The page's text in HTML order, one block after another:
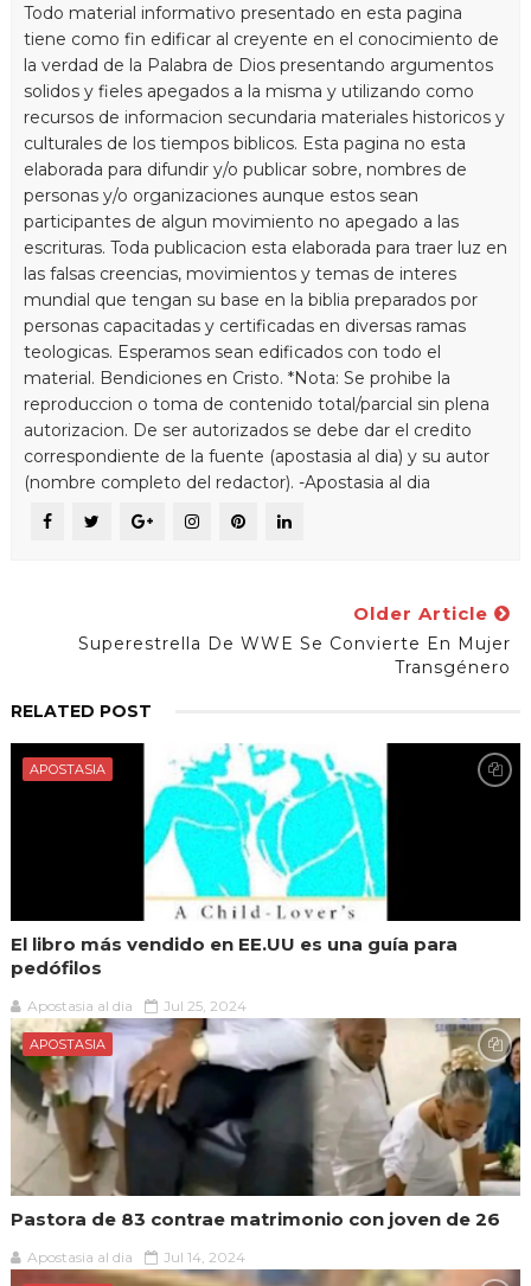
Todo material informativo presentado en esta pagina
tiene como fin edificar al creyente en el conocimiento de
la verdad de la Palabra de Dios presentando argumentos
solidos y fieles apegados a la misma y utilizando como
recursos de informacion secundaria materiales historicos y
culturales de los tiempos biblicos. Esta pagina no esta
elaborada para difundir y/o publicar sobre, nombres de
personas y/o organizaciones aunque estos sean
participantes de algun movimiento no apegado a las
escrituras. Toda publicacion esta elaborada para traer luz en
las falsas creencias, movimientos y temas de interes
mundial que tengan su base en la biblia preparados por
personas capacitadas y certificadas en diversas ramas
teologicas. Esperamos sean edificados con todo el
material. Bendiciones en Cristo. *Nota: Se prohibe la
reproduccion o toma de contenido total/parcial sin plena
autorizacion. De ser autorizados se debe dar el credito
correspondiente de la fuente (apostasia al dia) y su autor
(nombre completo del redactor). -Apostasia al dia
Older Article
Superestrella De WWE Se Convierte En Mujer
Transgénero
RELATED POST
APOSTASIA
El libro más vendido en EE.UU es una guía para
pedófilos
Apostasia al dia Jul 25, 2024
APOSTASIA
Pastora de 83 contrae matrimonio con joven de 26
Apostasia al dia Jul 14, 2024